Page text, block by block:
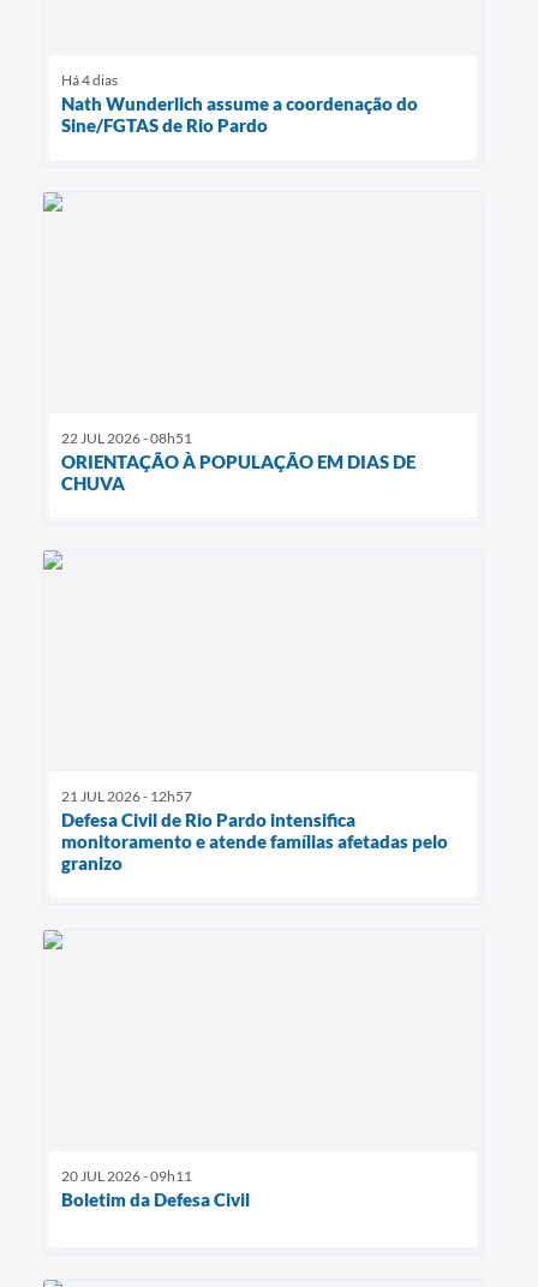
Há 4 dias
Nath Wunderlich assume a coordenação do
Sine/FGTAS de Rio Pardo
22 JUL 2026 - 08h51
ORIENTAÇÃO À POPULAÇÃO EM DIAS DE
CHUVA
21 JUL 2026 - 12h57
Defesa Civil de Rio Pardo intensifica
monitoramento e atende famílias afetadas pelo
granizo
20 JUL 2026 - 09h11
Boletim da Defesa Civil